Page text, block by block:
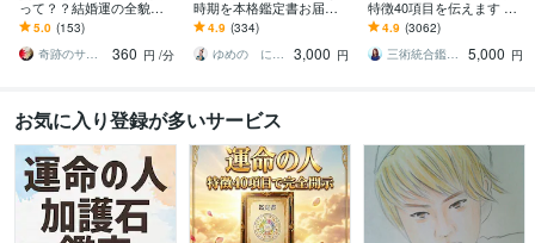
って？？結婚運の全貌を
視ます 【運命の人】霊感
タロットで視る外見的特
徴、年齢、人柄、財運
5.0 (153)
奇跡のサイキッカー 魂の鑑定師 ステラ
360 円 /分
時期を本格鑑定書お届け
します 魂で惹かれ合う赤
い糸のご縁♡今後であう
運命の人をリーディング
4.9 (334)
ゆめの にじこ
3,000 円
特徴40項目を伝えます 外
見・ 内面・職業・年収・
出会う年・場所・成婚・
入籍時期
4.9 (3062)
三術統合鑑定師 優未華
5,000 円
お気に入り登録が多いサービス